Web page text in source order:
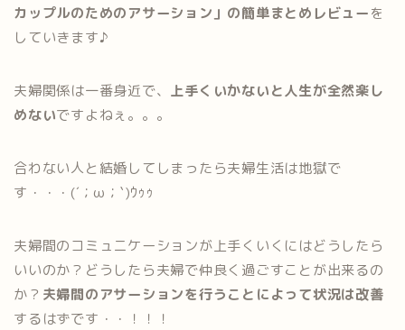
カップルのためのアサーション」の簡単まとめレビューを
していきます♪
夫婦関係は一番身近で、 上手くいかないと人生が全然楽し
めないですよねぇ。。。
合わない人と結婚してしまったら夫婦生活は地獄で
す・・・(´；ω；`)ｳｩｩ
夫婦間のコミュニケーションが上手くいくにはどうしたら
いいのか？どうしたら夫婦で仲良く過ごすことが出来るの
か？ 夫婦間のアサーションを行うことによって状況は改善
するはずです・・！！！